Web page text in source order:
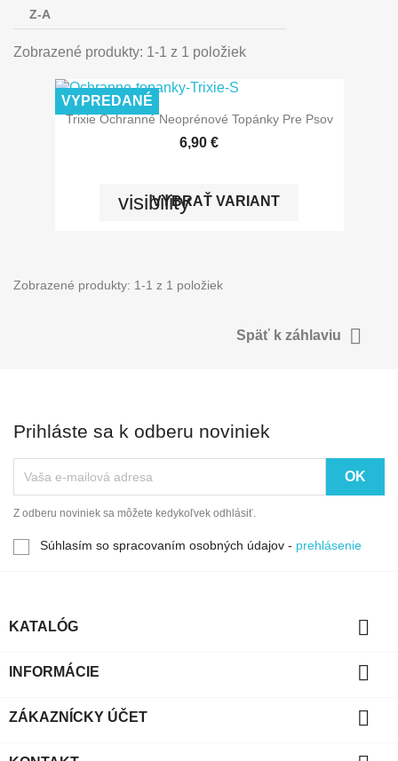
Z-A
Zobrazené produkty: 1-1 z 1 položiek
Trixie Ochranné Neoprénové Topánky Pre Psov
6,90 €
visibility
VYBRAŤ VARIANT
VYPREDANÉ
Zobrazené produkty: 1-1 z 1 položiek
Späť k záhlaviu 
Prihláste sa k odberu noviniek
Z odberu noviniek sa môžete kedykoľvek odhlásiť.
Súhlasím so spracovaním osobných údajov - prehlásenie
KATALÓG 
INFORMÁCIE 
ZÁKAZNÍCKY ÚČET 